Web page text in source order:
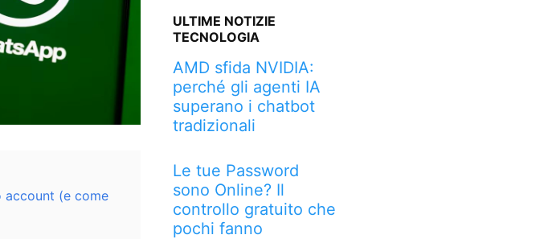
account (e come
ULTIME NOTIZIE
TECNOLOGIA
AMD sfida NVIDIA:
perché gli agenti IA
superano i chatbot
tradizionali
Le tue Password
sono Online? Il
controllo gratuito che
pochi fanno